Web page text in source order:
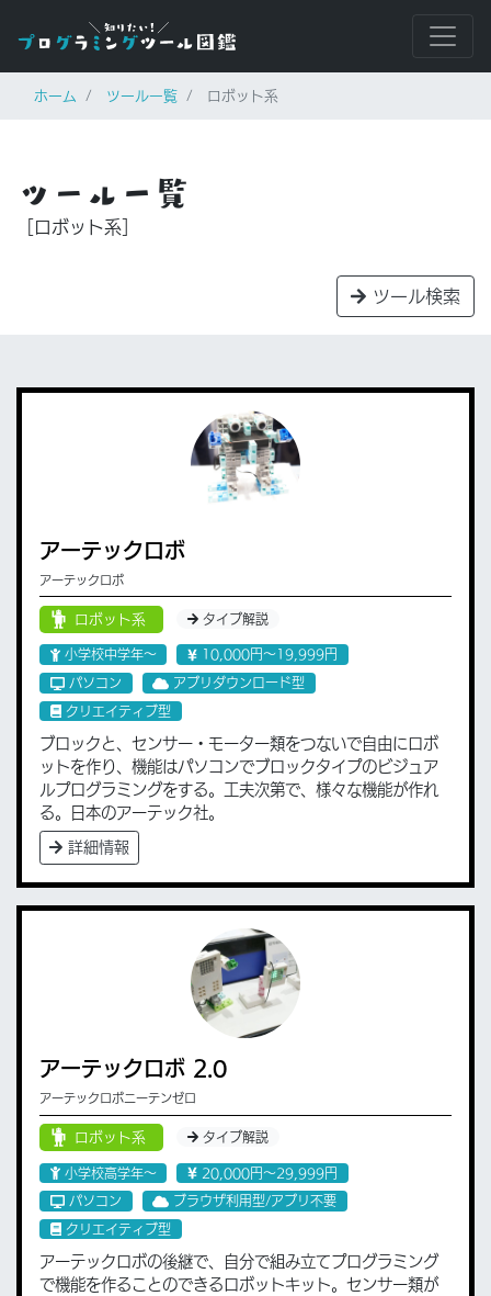
ホーム ツール一覧 ロボット系
ツール一覧
［ロボット系］
ツール検索
アーテックロボ
アーテックロボ
ロボット系 タイプ解説
小学校中学年〜 10,000円〜19,999円
パソコン アプリダウンロード型
クリエイティブ型
ブロックと、センサー・モーター類をつないで自由にロボ
ットを作り、機能はパソコンでブロックタイプのビジュア
ルプログラミングをする。工夫次第で、様々な機能が作れ
る。日本のアーテック社。
詳細情報
アーテックロボ 2.0
アーテックロボニーテンゼロ
ロボット系 タイプ解説
小学校高学年〜 20,000円〜29,999円
パソコン ブラウザ利用型/アプリ不要
クリエイティブ型
アーテックロボの後継で、自分で組み立てプログラミング
で機能を作ることのできるロボットキット。センサー類が